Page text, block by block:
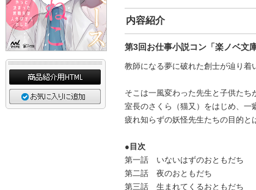
内容紹介
第3回お仕事小説コン「楽ノベ文
教師になる夢に破れた創士が辿り着
そこは一風変わった先生と子供たち
室長のさくら（猫又）をはじめ、一
疲れ知らずの妖怪先生たちの目的
●目次
第一話 いないはずのおともだち
第二話 夜のおともだち
第三話 生まれてくるおともだち